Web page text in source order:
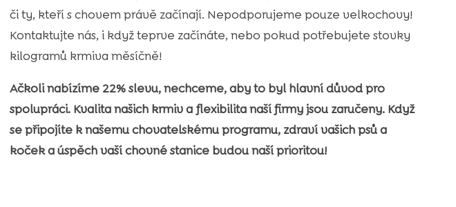
či ty, kteří s chovem právě začínají. Nepodporujeme pouze velkochovy!
Kontaktujte nás, i když teprve začínáte, nebo pokud potřebujete stovky
kilogramů krmiva měsíčně!
Ačkoli nabízíme 22% slevu, nechceme, aby to byl hlavní důvod pro
spolupráci. Kvalita našich krmiv a flexibilita naší firmy jsou zaručeny. Když
se připojíte k našemu chovatelskému programu, zdraví vašich psů a
koček a úspěch vaší chovné stanice budou naší prioritou!